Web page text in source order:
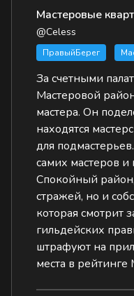
Мастеровые
@Celess
ПравыйБерег
За счетными
Мастеровой
мастера. Он
находятся
для
самих мастеров
Спокойный район,
стражей, но и
которая смотрит
гильдейских
штрафуют на
места в рейтинге